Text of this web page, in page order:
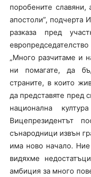
поробените
апостоли”, подчерта
разказа пред
„Много разчитаме и
ни помагате, да
страните, в които
да представяте пред
национална
Вицепрезидентът
сънародници извън
има ново начало.
видяхме
амбиция за много